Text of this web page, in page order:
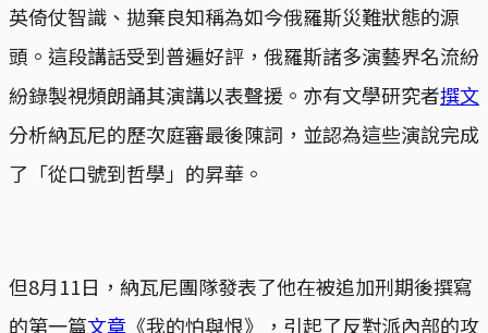
英倚仗智識、拋棄良知稱為如今俄羅斯災難狀態的源
頭。這段講話受到普遍好評，俄羅斯諸多演藝界名流紛
紛錄製視頻朗誦其演講以表聲援。亦有文學研究者撰文
分析納瓦尼的歷次庭審最後陳詞，並認為這些演說完成
了「從口號到哲學」的昇華。
但8月11日，納瓦尼團隊發表了他在被追加刑期後撰寫
的第一篇文章 《我的怕與恨》，引起了反對派內部的攻